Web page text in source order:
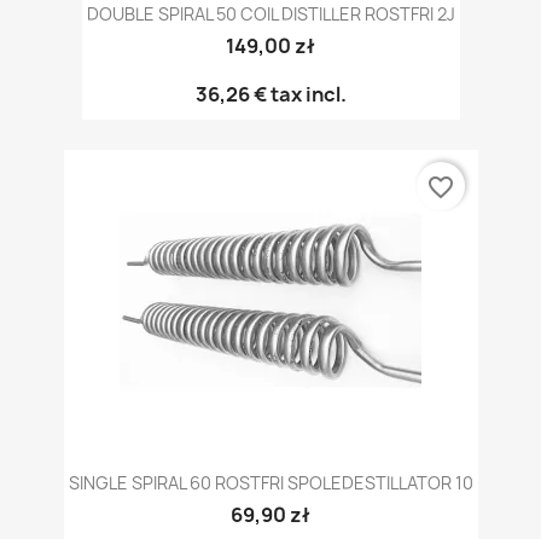
DOUBLE SPIRAL 50 COIL DISTILLER ROSTFRI 2J
149,00 zł
36,26 €tax incl.
SINGLE SPIRAL 60 ROSTFRI SPOLEDESTILLATOR 10
69,90 zł
favorite_border